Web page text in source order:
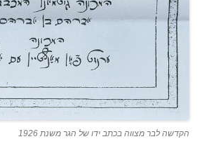
הקדשה לבר מצווה בכתב ידו של הגר משנת 1926